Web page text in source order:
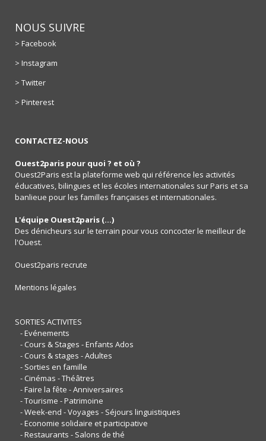
NOUS SUIVRE
> Facebook
> Instagram
> Twitter
> Pinterest
CONTACTEZ-NOUS
Ouest2paris pour quoi ? et où ?
Ouest2Paris est la plateforme web qui référence les activités
éducatives, bilingues et les écoles internationales sur Paris et sa
banlieue pour les familles françaises et internationales.
L'équipe Ouest2paris (...)
Des dénicheurs sur le terrain pour vous concocter le meilleur de
l'Ouest.
Ouest2paris recrute
Mentions légales
SORTIES ACTIVITES
- Evénements
- Cours & Stages - Enfants Ados
- Cours & stages - Adultes
- Sorties en famille
- Cinémas - Théâtres
- Faire la fête - Anniversaires
- Tourisme - Patrimoine
- Week-end - Voyages - Séjours linguistiques
- Economie solidaire et participative
- Restaurants - Salons de thé